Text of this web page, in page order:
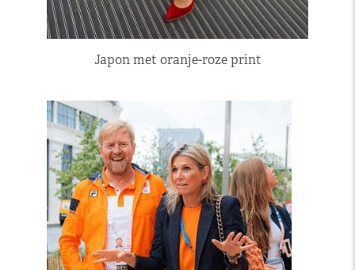
Japon met oranje-roze print